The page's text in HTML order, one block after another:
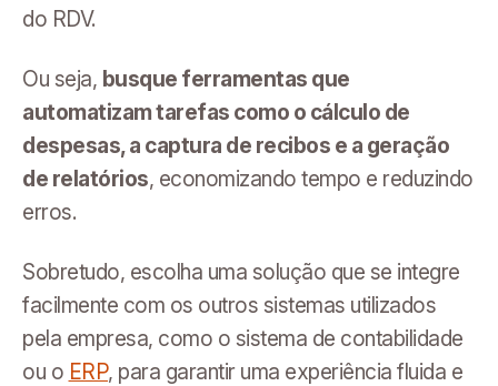
do RDV.
Ou seja, busque ferramentas que
automatizam tarefas como o cálculo de
despesas, a captura de recibos e a geração
de relatórios, economizando tempo e reduzindo
erros.
Sobretudo, escolha uma solução que se integre
facilmente com os outros sistemas utilizados
pela empresa, como o sistema de contabilidade
ou o ERP, para garantir uma experiência fluida e